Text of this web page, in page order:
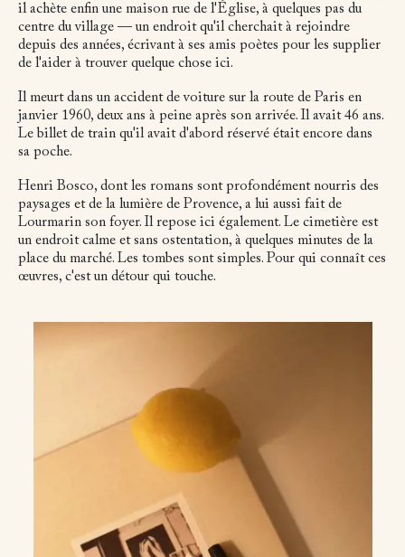
il achète enfin une maison rue de l'Église, à quelques pas du
centre du village — un endroit qu'il cherchait à rejoindre
depuis des années, écrivant à ses amis poètes pour les supplier
de l'aider à trouver quelque chose ici.
Il meurt dans un accident de voiture sur la route de Paris en
janvier 1960, deux ans à peine après son arrivée. Il avait 46 ans.
Le billet de train qu'il avait d'abord réservé était encore dans
sa poche.
Henri Bosco, dont les romans sont profondément nourris des
paysages et de la lumière de Provence, a lui aussi fait de
Lourmarin son foyer. Il repose ici également. Le cimetière est
un endroit calme et sans ostentation, à quelques minutes de la
place du marché. Les tombes sont simples. Pour qui connaît ces
œuvres, c'est un détour qui touche.